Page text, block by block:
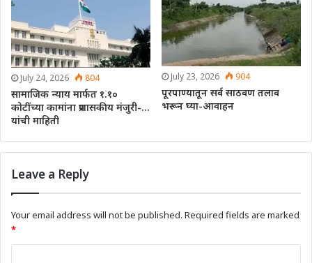
July 24, 2026 804
सामाजिक न्याय मार्फत १.१०
कोटींच्या कामांना प्रशासकीय मंजुरी-…
यांची माहिती
July 23, 2026 904
पूरपाण्यातून सर्व साठवण तलाव
भरून घ्या-आवाहन
Leave a Reply
Your email address will not be published. Required fields are marked
*